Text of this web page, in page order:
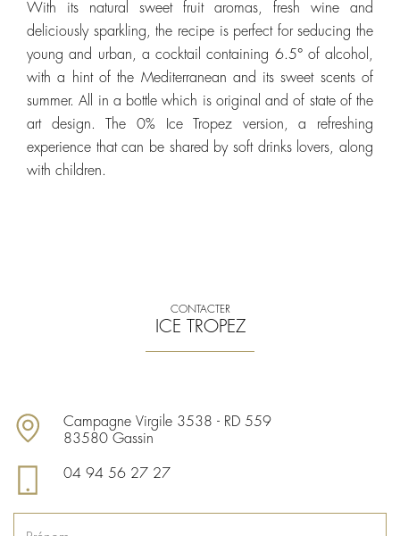
With its natural sweet fruit aromas, fresh wine and
deliciously sparkling, the recipe is perfect for seducing the
young and urban, a cocktail containing 6.5° of alcohol,
with a hint of the Mediterranean and its sweet scents of
summer. All in a bottle which is original and of state of the
art design. The 0% Ice Tropez version, a refreshing
experience that can be shared by soft drinks lovers, along
with children.
CONTACTER
ICE TROPEZ
Campagne Virgile 3538 - RD 559
83580 Gassin
04 94 56 27 27